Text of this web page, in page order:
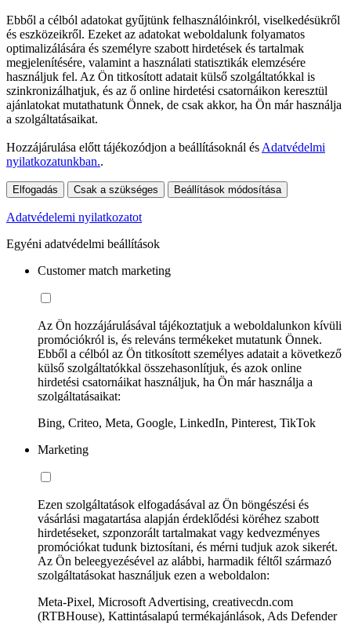
Ebből a célból adatokat gyűjtünk felhasználóinkról, viselkedésükről
és eszközeikről. Ezeket az adatokat weboldalunk folyamatos
optimalizálására és személyre szabott hirdetések és tartalmak
megjelenítésére, valamint a használati statisztikák elemzésére
használjuk fel. Az Ön titkosított adatait külső szolgáltatókkal is
szinkronizálhatjuk, és az ő online hirdetési csatornáikon keresztül
ajánlatokat mutathatunk Önnek, de csak akkor, ha Ön már használja
a szolgáltatásaikat.
Hozzájárulása előtt tájékozódjon a beállításoknál és Adatvédelmi
nyilatkozatunkban..
Elfogadás Csak a szükséges Beállítások módosítása
Adatvédelemi nyilatkozatot
Egyéni adatvédelmi beállítások
Customer match marketing
Az Ön hozzájárulásával tájékoztatjuk a weboldalunkon kívüli
promóciókról is, és releváns termékeket mutatunk Önnek.
Ebből a célból az Ön titkosított személyes adatait a következő
külső szolgáltatókkal összehasonlítjuk, és azok online
hirdetési csatornáikat használjuk, ha Ön már használja a
szolgáltatásaikat:
Bing, Criteo, Meta, Google, LinkedIn, Pinterest, TikTok
Marketing
Ezen szolgáltatások elfogadásával az Ön böngészési és
vásárlási magatartása alapján érdeklődési köréhez szabott
hirdetéseket, szponzorált tartalmakat vagy kedvezményes
promóciókat tudunk biztosítani, és mérni tudjuk azok sikerét.
Az Ön beleegyezésével az alábbi, harmadik féltől származó
szolgáltatásokat használjuk ezen a weboldalon:
Meta-Pixel, Microsoft Advertising, creativecdn.com
(RTBHouse), Kattintásalapú termékajánlások, Ads Defender